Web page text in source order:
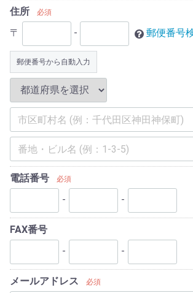
住所 必須
〒 - 郵便番号
郵便番号から自動入力
電話番号 必須
- -
FAX番号
-
-
メールアドレス 必須